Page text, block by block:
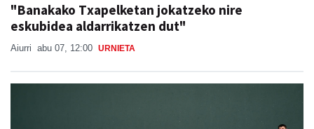
"Banakako Txapelketan jokatzeko nire
eskubidea aldarrikatzen dut"
Aiurri abu 07, 12:00 URNIETA